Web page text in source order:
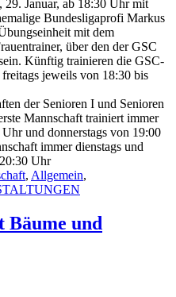
Januar, ab 18:30 Uhr mit
Bundesligaprofi Markus
mit dem
über den der GSC
Künftig trainieren die GSC-
jeweils von 18:30 bis
der Senioren I und Senioren
Mannschaft trainiert immer
und donnerstags von 19:00
immer dienstags und
Uhr
, Allgemein,
Bäume und